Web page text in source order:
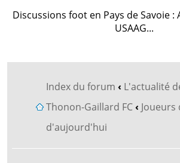
Discussions foot en Pays de Savoie :
USAAG...
Index du forum ‹ L'actualité
Thonon-Gaillard FC‹
d'aujourd'hui